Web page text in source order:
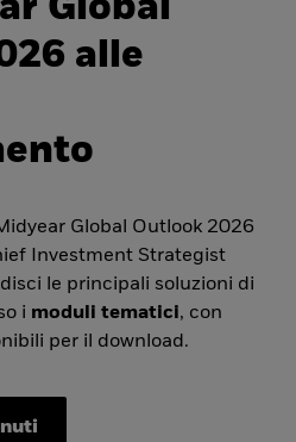
Global
alle
Global Outlook 2026
Investment Strategist
le principali soluzioni di
i moduli tematici, con
per il download.